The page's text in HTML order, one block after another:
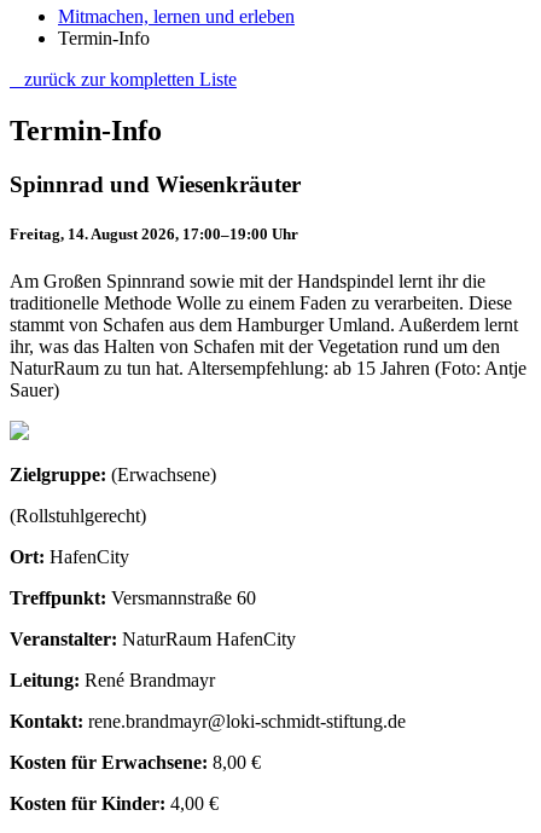
Mitmachen, lernen und erleben
Termin-Info
zurück zur kompletten Liste
Termin-Info
Spinnrad und Wiesenkräuter
Freitag, 14. August 2026, 17:00–19:00 Uhr
Am Großen Spinnrand sowie mit der Handspindel lernt ihr die
traditionelle Methode Wolle zu einem Faden zu verarbeiten. Diese
stammt von Schafen aus dem Hamburger Umland. Außerdem lernt
ihr, was das Halten von Schafen mit der Vegetation rund um den
NaturRaum zu tun hat. Altersempfehlung: ab 15 Jahren (Foto: Antje
Sauer)
Zielgruppe: (Erwachsene)
(Rollstuhlgerecht)
Ort: HafenCity
Treffpunkt: Versmannstraße 60
Veranstalter: NaturRaum HafenCity
Leitung: René Brandmayr
Kontakt: rene.brandmayr@loki-schmidt-stiftung.de
Kosten für Erwachsene: 8,00 €
Kosten für Kinder: 4,00 €